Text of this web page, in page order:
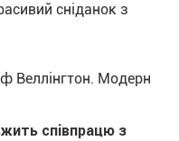
сніданок з
Веллінгтон. Модерн
співпрацю з